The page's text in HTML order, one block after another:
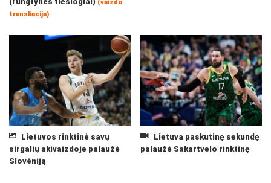
(vaizdo
transliacija)
Lietuvos rinktinė savų
sirgalių akivaizdoje palaužė
Slovėniją
Lietuva paskutinę sekundę
palaužė Sakartvelo rinktinę